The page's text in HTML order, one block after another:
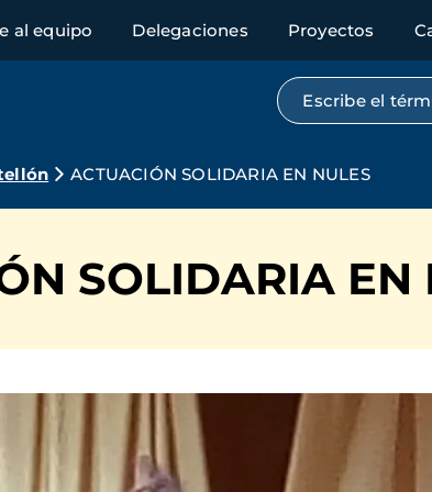
al equipo Delegaciones Proyectos
Búsqueda
ACTUACIÓN SOLIDARIA EN NULES
SOLIDARIA EN